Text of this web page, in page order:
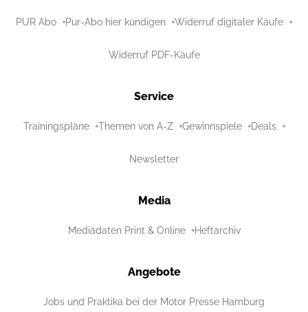
PUR Abo Pur-Abo hier kündigen Widerruf digitaler Käufe
Widerruf PDF-Käufe
Service
Trainingspläne Themen von A-Z Gewinnspiele Deals
Newsletter
Media
Mediadaten Print & Online Heftarchiv
Angebote
Jobs und Praktika bei der Motor Presse Hamburg